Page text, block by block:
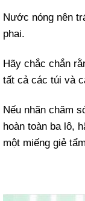
Nước nóng nên
phai.
Hãy chắc chắn
tất cả các túi và
Nếu nhãn chăm
hoàn toàn ba lô,
một miếng giẻ